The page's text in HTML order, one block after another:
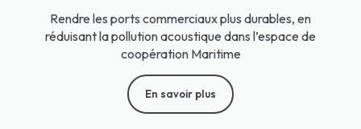
Rendre les ports commerciaux plus durables, en
réduisant la pollution acoustique dans l’espace de
coopération Maritime
En savoir plus